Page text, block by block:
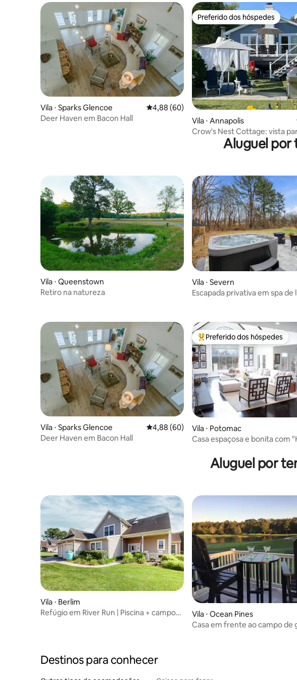
do lago
Vila ⋅ Sparks Glencoe 4,88 de uma avaliação média de 5, 60
4,88 (60)
Deer Haven em Bacon Hall
Preferido dos hóspedes
Preferido dos hóspedes
Vila ⋅ Annapolis
Crow's Nest Cottage: vista
Chesapeake *Banheira de
hidromassagem*Aluguel por
Vila ⋅ Queenstown
Retiro na natureza
Vila ⋅ Severn
Escapada privativa em spa de
Vila ⋅ Sparks Glencoe 4,88 de uma avaliação média de 5, 60
4,88 (60)
Deer Haven em Bacon Hall
Entre os melhores preferidos
Preferido dos hóspedes
Vila ⋅ Potomac
Casa espaçosa e bonita com
Aluguel por
Vila ⋅ Berlim
Refúgio em River Run | Piscina + campo
Vila ⋅ Ocean Pines
Casa em frente ao campo de
Destinos para conhecer